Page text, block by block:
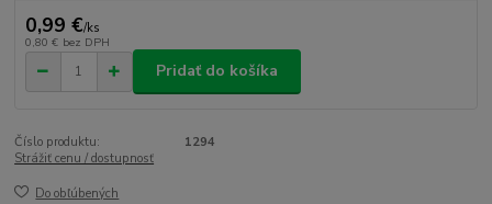
0,99 €/ks
0,80 € bez DPH
Pridať do košíka
Číslo produktu:
1294
Strážiť cenu / dostupnosť
Do obľúbených